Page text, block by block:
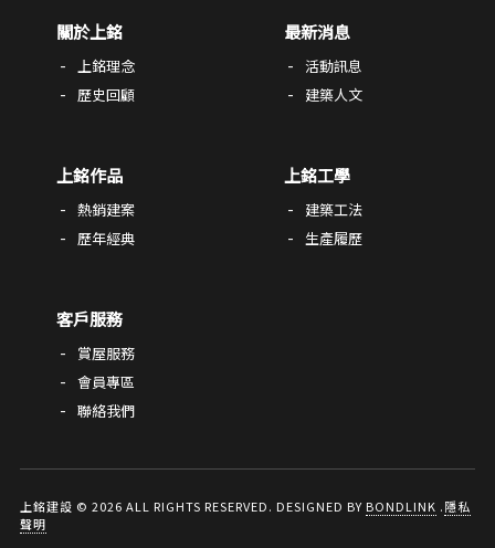
關於上銘
上銘理念
歷史回顧
最新消息
活動訊息
建築人文
上銘作品
熱銷建案
歷年經典
上銘工學
建築工法
生產履歷
客戶服務
賞屋服務
會員專區
聯絡我們
上銘建設 © 2026 ALL RIGHTS RESERVED. DESIGNED BY BONDLINK .隱私
聲明